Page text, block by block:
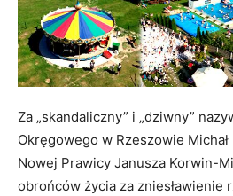
Za „skandaliczny” i „dziwny”
Okręgowego w Rzeszowie
Nowej Prawicy Janusza Korwin-
obrońców życia za zniesławienie